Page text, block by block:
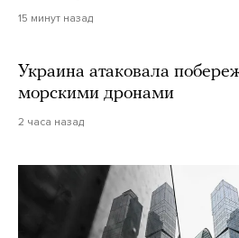
15 минут назад
Украина атаковала
морскими дронами
2 часа назад